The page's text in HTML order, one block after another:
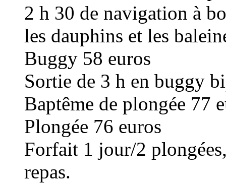
2 h 30 de navigation à
les dauphins et les
Buggy 58 euros
Sortie de 3 h en buggy
Baptême de plongée 77
Plongée 76 euros
Forfait 1 jour/2
repas.